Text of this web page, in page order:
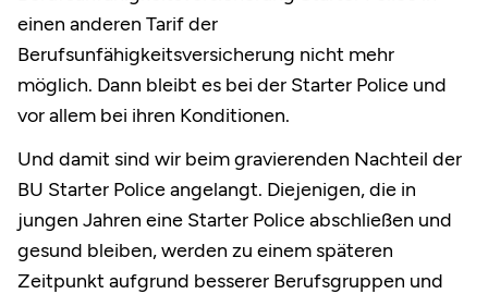
einen anderen Tarif der
Berufsunfähigkeitsversicherung nicht mehr
möglich. Dann bleibt es bei der Starter Police und
vor allem bei ihren Konditionen.
Und damit sind wir beim gravierenden Nachteil der
BU Starter Police angelangt. Diejenigen, die in
jungen Jahren eine Starter Police abschließen und
gesund bleiben, werden zu einem späteren
Zeitpunkt aufgrund besserer Berufsgruppen und